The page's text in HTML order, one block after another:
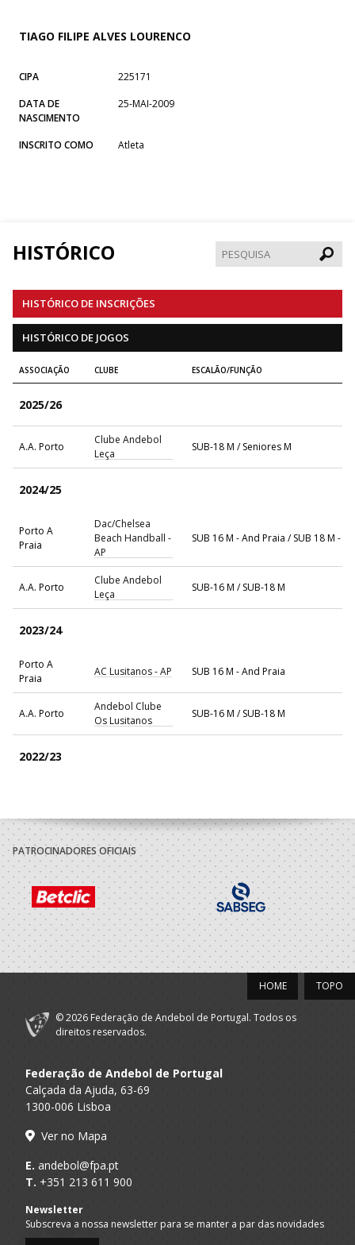
TIAGO FILIPE ALVES LOURENCO
CIPA
225171
DATA DE
NASCIMENTO
25-MAI-2009
INSCRITO COMO Atleta
HISTÓRICO
HISTÓRICO DE INSCRIÇÕES
HISTÓRICO DE JOGOS
ASSOCIAÇÃO CLUBE ESCALÃO/FUNÇÃO
2025/26
A.A. Porto
Clube Andebol
Leça
SUB-18 M / Seniores M
2024/25
Porto A
Praia
Dac/Chelsea
Beach Handball -
AP
SUB 16 M - And Praia / SUB 18 M -
A.A. Porto
Clube Andebol
Leça
SUB-16 M / SUB-18 M
2023/24
Porto A
Praia
AC Lusitanos - AP SUB 16 M - And Praia
A.A. Porto
Andebol Clube
Os Lusitanos
SUB-16 M / SUB-18 M
2022/23
Porto A
Praia
AC Lusitanos -
360
Sub 14 M - And Praia / SUB 16 M -
2021/22
A.A. Porto
Andebol Clube
Os Lusitanos
SUB-14 M / SUB-16 M
2020/21
Os Lusitanos
A.A. Porto
Andebol Clube
Os Lusitanos
2018/19
A.A. Porto
Andebol Clube
Os Lusitanos
2017/18
PATROCINADORES OFICIAIS
TOPO
HOME
© 2026 Federação de Andebol de Portugal. Todos os
direitos reservados.
Federação de Andebol de Portugal
Calçada da Ajuda, 63-69
1300-006 Lisboa
Ver no Mapa
E. andebol@fpa.pt
T. +351 213 611 900
Newsletter
Subscreva a nossa newsletter para se manter a par das novidades